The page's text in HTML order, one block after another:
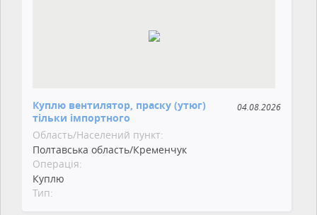
Куплю вентилятор, праску (утюг)
тільки імпортного
04.08.2026
Область/Населений пункт:
Полтавська область/Кременчук
Операція:
Куплю
Тип: